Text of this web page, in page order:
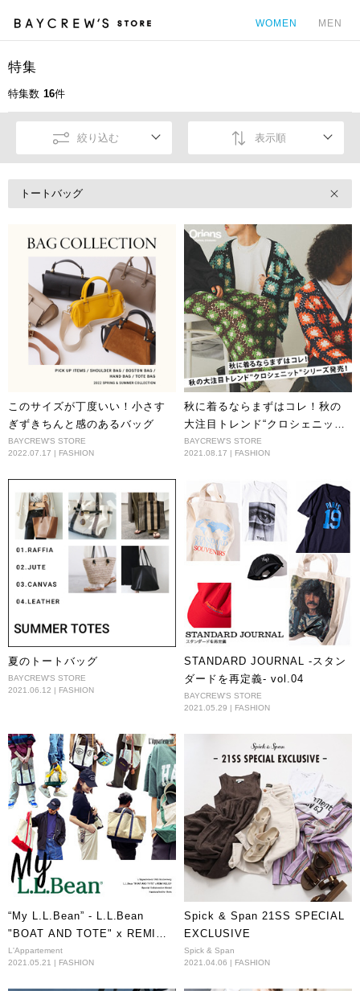
WOMEN MEN
特集
特集数 16件
絞り込む 表示順
トートバッグ
このサイズが丁度いい！小さす
ぎずきちんと感のあるバッグ
BAYCREW'S STORE
2022.07.17 | FASHION
秋に着るならまずはコレ！秋の
大注目トレンド“クロシェニッ
ト”シリーズ発売！
BAYCREW'S STORE
2021.08.17 | FASHION
夏のトートバッグ
BAYCREW'S STORE
2021.06.12 | FASHION
STANDARD JOURNAL -スタン
ダードを再定義- vol.04
BAYCREW'S STORE
2021.05.29 | FASHION
“My L.L.Bean” - L.L.Bean
"BOAT AND TOTE" x REMI
RELIEF for L’Appartement
L'Appartement
2021.05.21 | FASHION
Spick & Span 21SS SPECIAL
EXCLUSIVE
Spick & Span
2021.04.06 | FASHION